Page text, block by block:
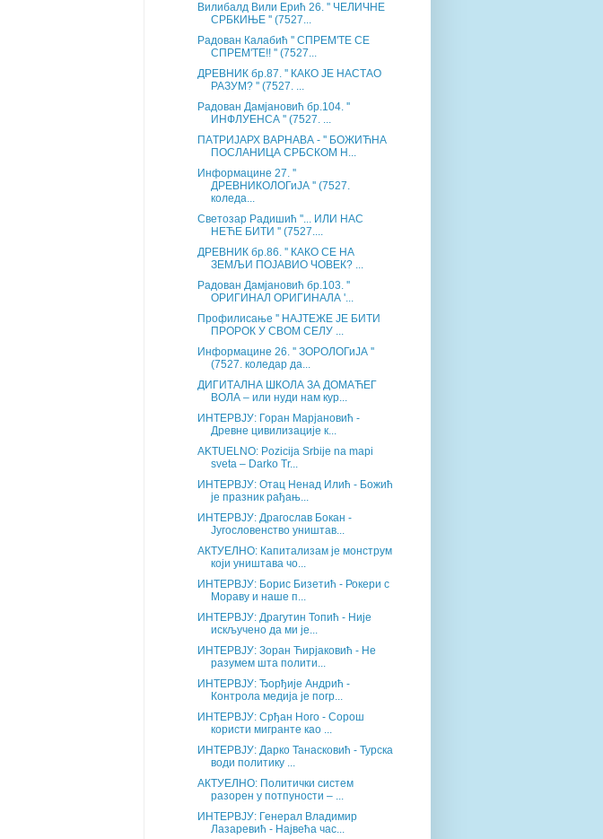
Вилибалд Вили Ерић 26. '' ЧЕЛИЧНЕ
СРБКИЊЕ '' (7527...
Радован Калабић '' СПРЕМ'ТЕ СЕ
СПРЕМ'ТЕ!! '' (7527...
ДРЕВНИК бр.87. '' КАКО JE НАСТАО
РАЗУМ? '' (7527. ...
Радован Дамјановић бр.104. ''
ИНФЛУЕНСА '' (7527. ...
ПАTРИЈАРХ ВАРНАВА - '' БОЖИЋНА
ПОСЛАНИЦА СРБСКОМ Н...
Информацине 27. ''
ДРЕВНИКОЛОГиЈА '' (7527.
коледа...
Светозар Радишић ''... ИЛИ НАС
НЕЋЕ БИТИ '' (7527....
ДРЕВНИК бр.86. '' КАКО СЕ НА
ЗЕМЉИ ПОЈАВИО ЧОВЕК? ...
Радован Дамјановић бр.103. ''
ОРИГИНАЛ ОРИГИНАЛА '...
Профилисање '' НАЈТЕЖЕ ЈЕ БИТИ
ПРОРОК У СВОМ СЕЛУ ...
Информацине 26. '' ЗОРОЛОГиЈА ''
(7527. коледар да...
ДИГИТАЛНА ШКОЛА ЗА ДОМАЋЕГ
ВОЛА – или нуди нам кур...
ИНТЕРВЈУ: Горан Марјановић -
Древне цивилизације к...
AKTUELNO: Pozicija Srbije na mapi
sveta – Darko Tr...
ИНТЕРВЈУ: Отац Ненад Илић - Божић
је празник рађањ...
ИНТЕРВЈУ: Драгослав Бокан -
Југословенство уништав...
АКТУЕЛНО: Капитализам је монструм
који уништава чо...
ИНТЕРВЈУ: Борис Бизетић - Рокери с
Мораву и наше п...
ИНТЕРВЈУ: Драгутин Топић - Није
искључено да ми је...
ИНТЕРВЈУ: Зоран Ћирјаковић - Не
разумем шта полити...
ИНТЕРВЈУ: Ђорђије Андрић -
Контрола медија је погр...
ИНТЕРВЈУ: Срђан Ного - Сорош
користи мигранте као ...
ИНТЕРВЈУ: Дарко Танасковић - Турска
води политику ...
АКТУЕЛНО: Политички систем
разорен у потпуности – ...
ИНТЕРВЈУ: Генерал Владимир
Лазаревић - Највећа час...